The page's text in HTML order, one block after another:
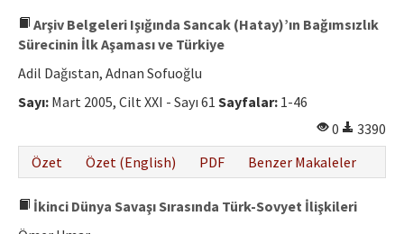
Arşiv Belgeleri Işığında Sancak (Hatay)’ın Bağımsızlık
Sürecinin İlk Aşaması ve Türkiye
Adil Dağıstan, Adnan Sofuoğlu
Sayı: Mart 2005, Cilt XXI - Sayı 61 Sayfalar: 1-46
0
3390
Özet
Özet (English) PDF Benzer Makaleler
İkinci Dünya Savaşı Sırasında Türk-Sovyet İlişkileri